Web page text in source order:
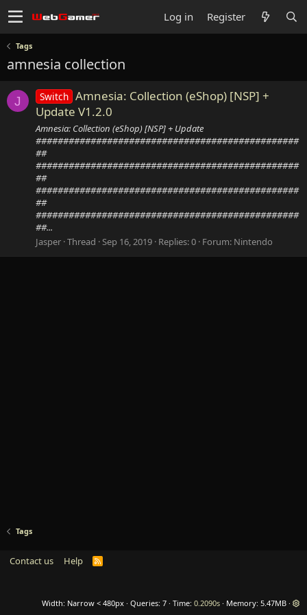
Log in Register
Tags
amnesia collection
J Switch Amnesia: Collection (eShop) [NSP] +
Update V1.2.0
Amnesia: Collection (eShop) [NSP] + Update
################################################
##
################################################
##
################################################
##
################################################
##...
Jasper Thread Sep 16, 2019 Replies: 0 Forum: Nintendo
Tags
Contact us Help
R
Width Queries 7 Time 0.2090s Memory 5.47MB